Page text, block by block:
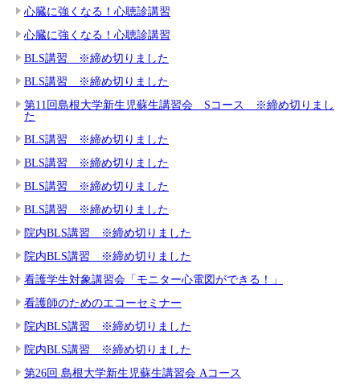
心臓に強くなる！心聴診講習
心臓に強くなる！心聴診講習
BLS講習 ※締め切りました
BLS講習 ※締め切りました
第11回島根大学新生児蘇生講習会 Sコース ※締め切りまし
た
BLS講習 ※締め切りました
BLS講習 ※締め切りました
BLS講習 ※締め切りました
BLS講習 ※締め切りました
院内BLS講習 ※締め切りました
院内BLS講習 ※締め切りました
看護学生対象講習会「モニター心電図ができる！」
看護師のためのエコーセミナー
院内BLS講習 ※締め切りました
院内BLS講習 ※締め切りました
第26回 島根大学新生児蘇生講習会 Aコース